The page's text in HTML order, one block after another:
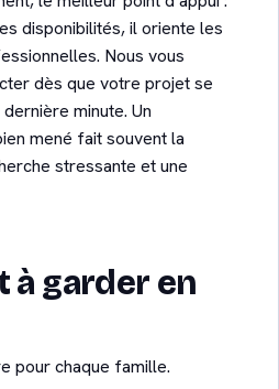
disponibilités, il oriente les
Nous vous
dès que votre projet se
minute. Un
mené fait souvent la
stressante et une
à garder en
pour chaque famille.